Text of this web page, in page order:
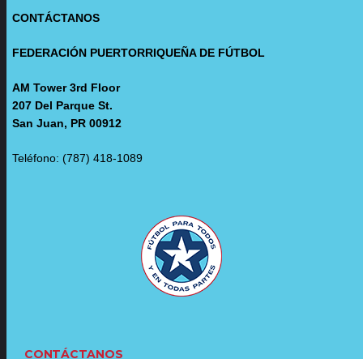
CONTÁCTANOS
FEDERACIÓN PUERTORRIQUEÑA DE FÚTBOL
AM Tower 3rd Floor
207 Del Parque St.
San Juan, PR 00912
Teléfono: (787) 418-1089
CONTÁCTANOS